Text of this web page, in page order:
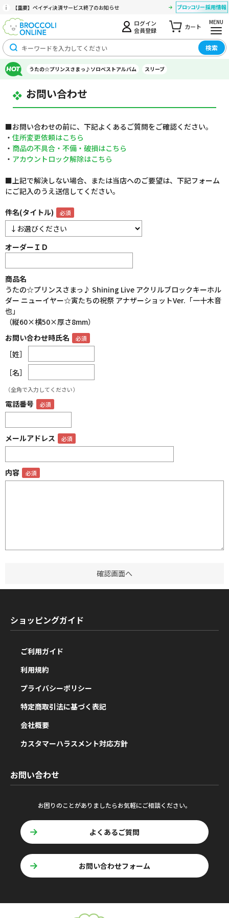
【重要】ペイディ決済サービス終了のお知らせ
ログイン
会員登録
カート
MENU
検索
うたの☆プリンスさまっ♪ソロベストアルバム スリーブ
お問い合わせ
■お問い合わせの前に、下記よくあるご質問をご確認ください。
・ 住所変更依頼はこちら
・ 商品の不具合・不備・破損はこちら
・ アカウントロック解除はこちら
■上記で解決しない場合、または当店へのご要望は、下記フォーム
にご記入のうえ送信してください。
件名(タイトル)
オーダーＩＤ
商品名
うたの☆プリンスさまっ♪ Shining Live アクリルブロックキーホル
ダー ニューイヤー☆寅たちの祝祭 アナザーショットVer.「一十木音
也」
（縦60×横50×厚さ8mm）
お問い合わせ時氏名
［姓］
［名］
（全角で入力してください）
電話番号
メールアドレス
内容
ショッピングガイド
ご利用ガイド
利用規約
プライバシーポリシー
特定商取引法に基づく表記
会社概要
カスタマーハラスメント対応方針
お問い合わせ
お困りのことがありましたらお気軽にご相談ください。
よくあるご質問
お問い合わせフォーム